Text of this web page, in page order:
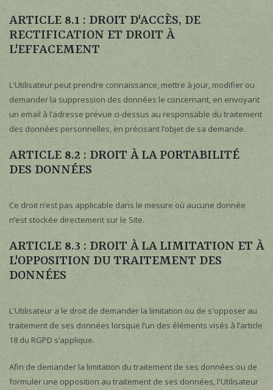
ARTICLE 8.1 : DROIT D'ACCÈS, DE
RECTIFICATION ET DROIT À
L'EFFACEMENT
L'Utilisateur peut prendre connaissance, mettre à jour, modifier ou
demander la suppression des données le concernant, en envoyant
un email à l’adresse prévue ci-dessus au responsable du traitement
des données personnelles, en précisant l’objet de sa demande.
ARTICLE 8.2 : DROIT À LA PORTABILITÉ
DES DONNÉES
Ce droit n’est pas applicable dans le mesure où aucune donnée
n’est stockée directement sur le Site.
ARTICLE 8.3 : DROIT À LA LIMITATION ET À
L'OPPOSITION DU TRAITEMENT DES
DONNÉES
L'Utilisateur a le droit de demander la limitation ou de s'opposer au
traitement de ses données lorsque l’un des éléments visés à l’article
18 du RGPD s’applique.
Afin de demander la limitation du traitement de ses données ou de
formuler une opposition au traitement de ses données, l'Utilisateur